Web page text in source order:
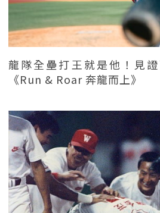
龍隊全壘打王就是他！見
《Run & Roar 奔龍而上》